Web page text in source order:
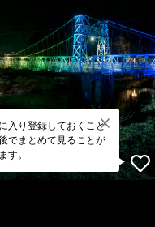
入り登録しておくこと
でまとめて見ることが
す。